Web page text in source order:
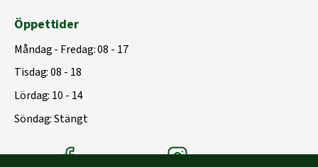
Öppettider
Måndag - Fredag: 08 - 17
Tisdag: 08 - 18
Lördag: 10 - 14
Söndag: Stängt